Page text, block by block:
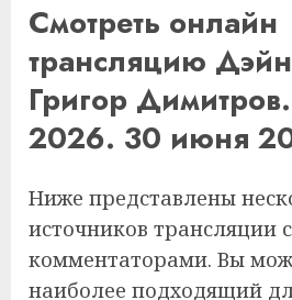
Смотреть онлайн
трансляцию
Григор
2026. 30 июня
Ниже представлены
источников трансляции
комментаторами. Вы
наиболее подходящий